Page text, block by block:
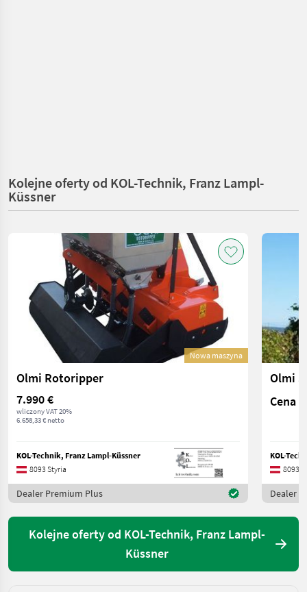
Kolejne oferty od KOL-Technik, Franz Lampl-
Küssner
Nowa maszyna
Olmi Rotoripper
7.990 €
wliczony VAT 20%
6.658,33 € netto
KOL-Technik, Franz Lampl-Küssner
8093 Styria
Dealer Premium Plus
Olmi
Cena
KOL-
8093
Dealer
Kolejne oferty od KOL-Technik, Franz Lampl-
Küssner